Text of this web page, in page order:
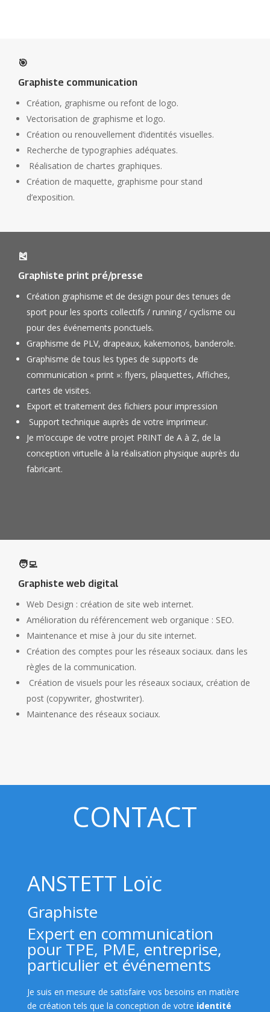
🎯
Graphiste communication
Création, graphisme ou refont de logo.
Vectorisation de graphisme et logo.
Création ou renouvellement d’identités visuelles.
Recherche de typographies adéquates.
Réalisation de chartes graphiques.
Création de maquette, graphisme pour stand
d’exposition.
🎽
Graphiste print pré/presse
Création graphisme et de design pour des tenues de
sport pour les sports collectifs / running / cyclisme ou
pour des événements ponctuels.
Graphisme de PLV, drapeaux, kakemonos, banderole.
Graphisme de tous les types de supports de
communication « print »: flyers, plaquettes, Affiches,
cartes de visites.
Export et traitement des fichiers pour impression
Support technique auprès de votre imprimeur.
Je m’occupe de votre projet PRINT de A à Z, de la
conception virtuelle à la réalisation physique auprès du
fabricant.
🧑‍💻
Graphiste web digital
Web Design : création de site web internet.
Amélioration du référencement web organique : SEO.
Maintenance et mise à jour du site internet.
Création des comptes pour les réseaux sociaux. dans les
règles de la communication.
Création de visuels pour les réseaux sociaux, création de
post (copywriter, ghostwriter).
Maintenance des réseaux sociaux.
CONTACT
ANSTETT Loïc
Graphiste
Expert en communication
pour TPE, PME, entreprise,
particulier et événements
Je suis en mesure de satisfaire vos besoins en matière
de création tels que la conception de votre identité